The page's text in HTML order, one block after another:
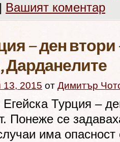
| Вашият коментар
– ден втори
Дарданелите
13, 2015 от Димитър
Турция –
Понеже се
има опасност